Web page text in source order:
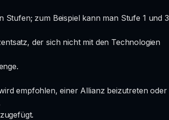
zum Beispiel kann man Stufe 1 und 3
der sich nicht mit den Technologien
empfohlen, einer Allianz beizutreten oder